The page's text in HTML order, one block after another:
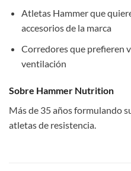
Atletas Hammer que
accesorios de la marca
Corredores que prefieren
ventilación
Sobre Hammer Nutrition
Más de 35 años formulando
atletas de resistencia.